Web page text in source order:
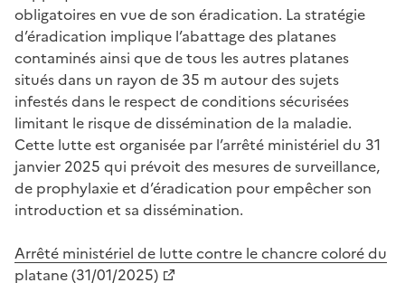
obligatoires en vue de son éradication. La stratégie
d’éradication implique l’abattage des platanes
contaminés ainsi que de tous les autres platanes
situés dans un rayon de 35 m autour des sujets
infestés dans le respect de conditions sécurisées
limitant le risque de dissémination de la maladie.
Cette lutte est organisée par l’arrêté ministériel du 31
janvier 2025 qui prévoit des mesures de surveillance,
de prophylaxie et d’éradication pour empêcher son
introduction et sa dissémination.
Arrêté ministériel de lutte contre le chancre coloré du
platane (31/01/2025)